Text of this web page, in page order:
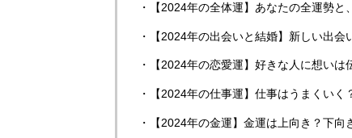
・【2024年の全体運】あなたの全運勢と
・【2024年の出会いと結婚】新しい出会
・【2024年の恋愛運】好きな人に想いは
・【2024年の仕事運】仕事はうまくいく
・【2024年の金運】金運は上向き？下